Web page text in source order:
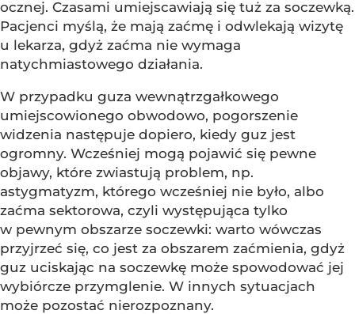
ocznej. Czasami umiejscawiają się tuż za soczewką.
Pacjenci myślą, że mają zaćmę i odwlekają wizytę
u lekarza, gdyż zaćma nie wymaga
natychmiastowego działania.
W przypadku guza wewnątrzgałkowego
umiejscowionego obwodowo, pogorszenie
widzenia następuje dopiero, kiedy guz jest
ogromny. Wcześniej mogą pojawić się pewne
objawy, które zwiastują problem, np.
astygmatyzm, którego wcześniej nie było, albo
zaćma sektorowa, czyli występująca tylko
w pewnym obszarze soczewki: warto wówczas
przyjrzeć się, co jest za obszarem zaćmienia, gdyż
guz uciskając na soczewkę może spowodować jej
wybiórcze przymglenie. W innych sytuacjach
może pozostać nierozpoznany.